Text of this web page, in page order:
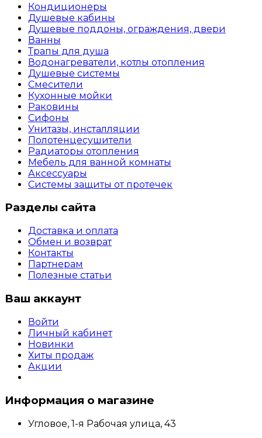
Кондиционеры
Душевые кабины
Душевые поддоны, ограждения, двери
Ванны
Трапы для душа
Водонагреватели, котлы отопления
Душевые системы
Смесители
Кухонные мойки
Раковины
Сифоны
Унитазы, инсталляции
Полотенцесушители
Радиаторы отопления
Мебель для ванной комнаты
Аксессуары
Системы защиты от протечек
Разделы сайта
Доставка и оплата
Обмен и возврат
Контакты
Партнерам
Полезные статьи
Ваш аккаунт
Войти
Личный кабинет
Новинки
Хиты продаж
Акции
Информация о магазине
Угловое, 1-я Рабочая улица, 43